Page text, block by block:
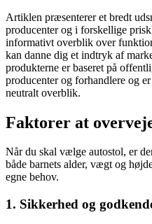
Artiklen præsenterer et bredt
producenter og i forskellige
informativt overblik over
kan danne dig et indtryk af
produkterne er baseret på
producenter og forhandlere og
neutralt overblik.
Faktorer at
Når du skal vælge autostol, er
både barnets alder, vægt og
egne behov.
1. Sikkerhed og